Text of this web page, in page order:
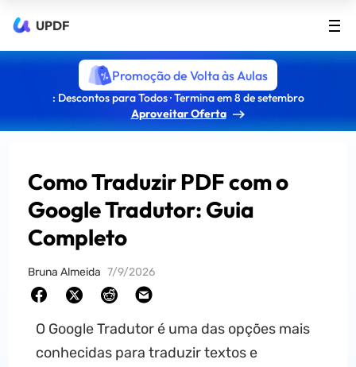
UPDF
Promoção de Volta às Aulas
: Descontos para Todos · Termina em 8 de setembro
Aproveitar Oferta
Como Traduzir PDF com o
Google Tradutor: Guia
Completo
Bruna Almeida 7/9/2026
O Google Tradutor é uma das opções mais
conhecidas para traduzir textos e